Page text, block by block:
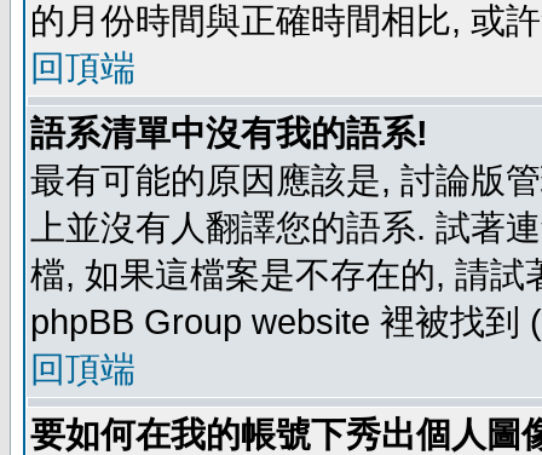
的月份時間與正確時間相比, 或
回頂端
語系清單中沒有我的語系!
最有可能的原因應該是, 討論版
上並沒有人翻譯您的語系. 試著
檔, 如果這檔案是不存在的, 請
phpBB Group website 裡被找到
回頂端
要如何在我的帳號下秀出個人圖